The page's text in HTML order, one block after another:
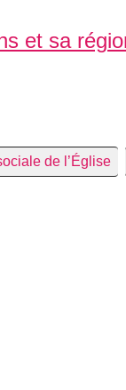
et sa
de l’Église